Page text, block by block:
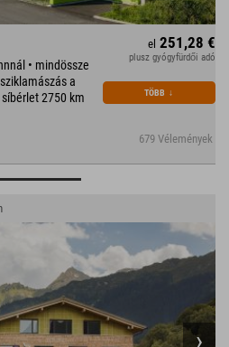
• mindössze
a
2750 km
679 Vélemények
el 251,28 €
plusz gyógyfürdői adó
TÖBB ↓